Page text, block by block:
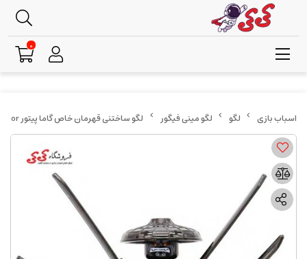
لگو لگو مینی فیگور لگو ساختنی قهرمان خاص گاما پیتور Gamma Pythor
0